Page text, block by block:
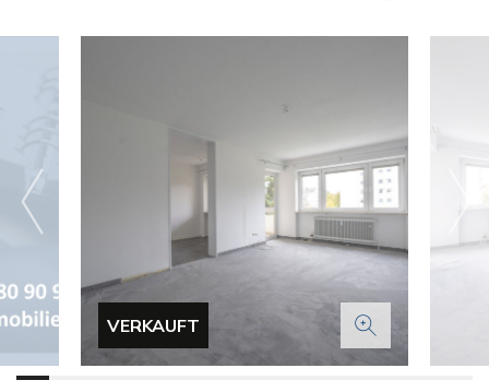
VERKAUFT